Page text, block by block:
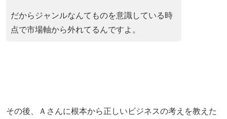
だからジャンルなんてものを意識している時
点で市場軸から外れてるんですよ。
その後、Ａさんに根本から正しいビジネスの考えを教えた